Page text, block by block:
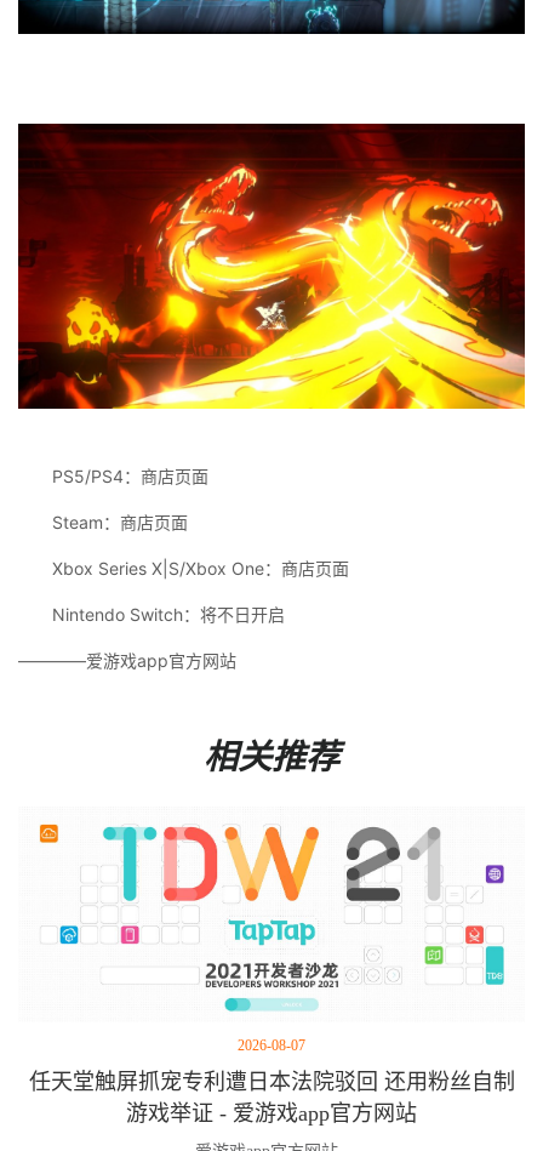
PS5/PS4：商店页面
Steam：商店页面
Xbox Series X|S/Xbox One：商店页面
Nintendo Switch：将不日开启
————爱游戏app官方网站
相关推荐
2026-08-07
任天堂触屏抓宠专利遭日本法院驳回 还用粉丝自制
游戏举证 - 爱游戏app官方网站